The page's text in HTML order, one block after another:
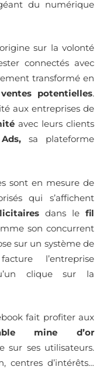
du numérique
sur la volonté
connectés avec
transformé en
potentielles.
aux entreprises de
avec leurs clients
sa plateforme
sont en mesure de
qui s’affichent
dans le fil
son concurrent
sur un système de
l’entreprise
clique sur la
fait profiter aux
mine d’or
sur ses utilisateurs.
centres d’intérêts…